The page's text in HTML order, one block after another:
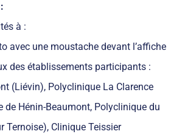
à :
avec une moustache devant l’affiche
des établissements participants :
(Liévin), Polyclinique La Clarence
de Hénin-Beaumont, Polyclinique du
Ternoise), Clinique Teissier